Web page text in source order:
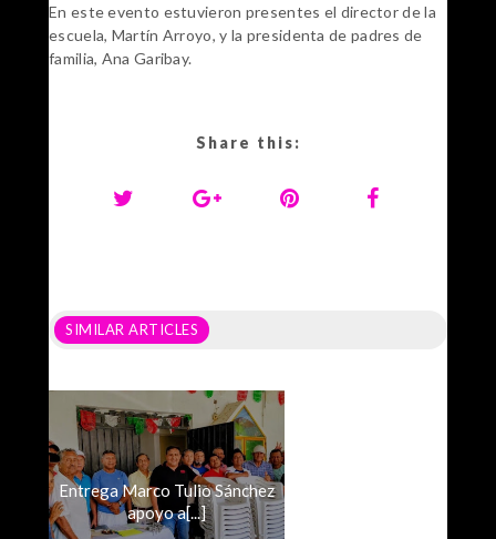
En este evento estuvieron presentes el director de la
escuela, Martín Arroyo, y la presidenta de padres de
familia, Ana Garibay.
Share this:
SIMILAR ARTICLES
Entrega Marco Tulio Sánchez
apoyo a[...]